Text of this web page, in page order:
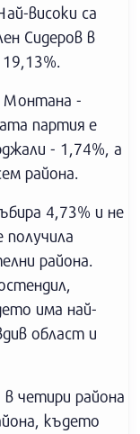
високи са
Сидеров в
Монтана -
партия е
- 1,74%, а
района.
4,73% и не
района.
има най-
област и
четири района
където